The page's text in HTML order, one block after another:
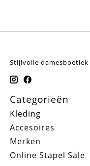
Stijlvolle
Categorieën
Kleding
Accesoires
Merken
Online Stapel Sale